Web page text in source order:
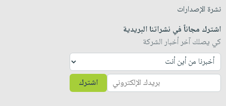
نشرة الإصدارات
اشترك مجاناً في نشراتنا البريدية
كي يصلك آخر أخبار الشركة
اشترك